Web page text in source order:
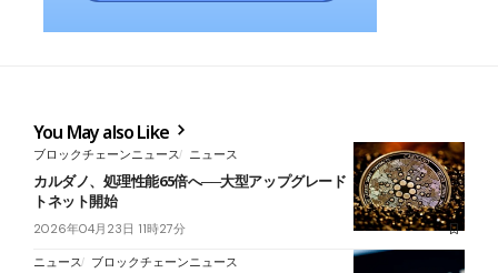
You May also Like
ブロックチェーンニュース ニュース
カルダノ、処理性能65倍へ──大型アップグレード「Leios」6月テス
トネット開始
2026年04月23日 11時27分
ニュース ブロックチェーンニュース